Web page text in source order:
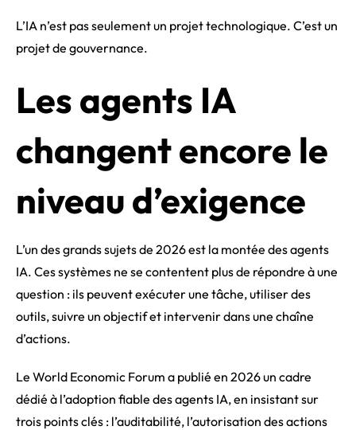
L’IA n’est pas seulement un projet technologique. C’est un
projet de gouvernance.
Les agents IA
changent encore le
niveau d’exigence
L’un des grands sujets de 2026 est la montée des agents
IA. Ces systèmes ne se contentent plus de répondre à une
question : ils peuvent exécuter une tâche, utiliser des
outils, suivre un objectif et intervenir dans une chaîne
d’actions.
Le World Economic Forum a publié en 2026 un cadre
dédié à l’adoption fiable des agents IA, en insistant sur
trois points clés : l’auditabilité, l’autorisation des actions